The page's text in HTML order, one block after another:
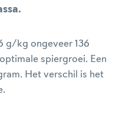
g/kg ongeveer 136
spiergroei. Een
Het verschil is het